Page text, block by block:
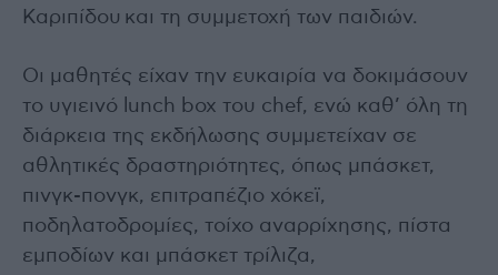
Καριπίδου και τη συμμετοχή των παιδιών.
Οι μαθητές είχαν την ευκαιρία να δοκιμάσουν
το υγιεινό lunch box του chef, ενώ καθ’ όλη τη
διάρκεια της εκδήλωσης συμμετείχαν σε
αθλητικές δραστηριότητες, όπως μπάσκετ,
πινγκ-πονγκ, επιτραπέζιο χόκεϊ,
ποδηλατοδρομίες, τοίχο αναρρίχησης, πίστα
εμποδίων και μπάσκετ τρίλιζα,